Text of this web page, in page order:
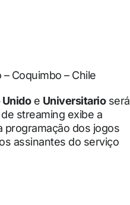
Coquimbo – Chile
e Universitarioserá
streaming exibe a
programação dos jogos
assinantes do serviço